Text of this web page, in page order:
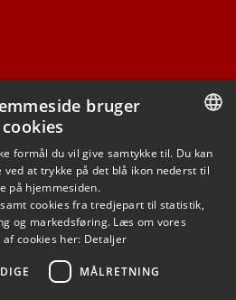
FACEBOOK
LINKEDIN
YOUTUBE
DANISH
ENGLISH
bruger
cookies
formål du vil give samtykke til. Du kan
at trykke på det blå ikon nederst til
på hjemmesiden.
cookies fra tredjepart til statistik,
og markedsføring. Læs om vores
af cookies her: Detaljer
MÅLRETNING